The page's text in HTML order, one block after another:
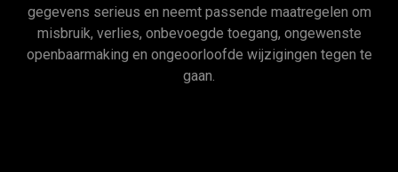
gegevens serieus en neemt passende maatregelen om
misbruik, verlies, onbevoegde toegang, ongewenste
openbaarmaking en ongeoorloofde wijzigingen tegen te
gaan.